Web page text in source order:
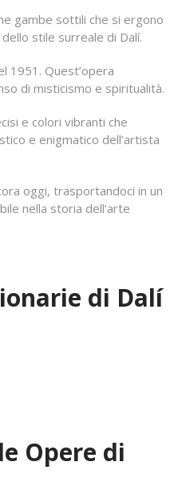
gambe sottili che si ergono
stile surreale di Dalí.
1951. Quest’opera
di misticismo e spiritualità.
e colori vibranti che
e enigmatico dell’artista
oggi, trasportandoci in un
nella storia dell’arte
di Dalí
Opere di